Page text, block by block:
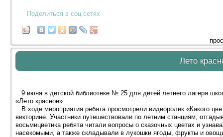
Поделиться в соц.сетях
Лето
9 июня в детской библиотеке № 25 для детей летнего лагеря
«Лето красное».
В ходе мероприятия ребята просмотрели видеоролик «Какого
викторине. Участники путешествовали по летним станциям,
восьмицветика ребята читали вопросы о сказочных цветах и
насекомыми, а также складывали в лукошки ягоды, фрукты и